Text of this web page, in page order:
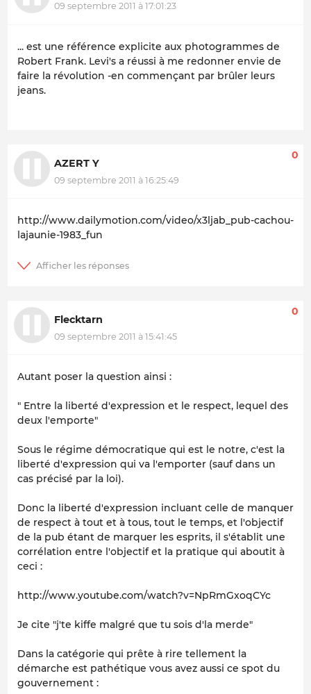
09 septembre 2011 à 17:01:23
... est une référence explicite aux photogrammes de
Robert Frank. Levi's a réussi à me redonner envie de
faire la révolution -en commençant par brûler leurs
jeans.
AZERT Y
09 septembre 2011 à 16:25:49
0
http://www.dailymotion.com/video/x3ljab_pub-cachou-
lajaunie-1983_fun
Flecktarn
09 septembre 2011 à 15:41:45
0
Autant poser la question ainsi :
" Entre la liberté d'expression et le respect, lequel des
deux l'emporte"
Sous le régime démocratique qui est le notre, c'est la
liberté d'expression qui va l'emporter (sauf dans un
cas précisé par la loi).
Donc la liberté d'expression incluant celle de manquer
de respect à tout et à tous, tout le temps, et l'objectif
de la pub étant de marquer les esprits, il s'établit une
corrélation entre l'objectif et la pratique qui aboutit à
ceci :
http://www.youtube.com/watch?v=NpRmGxoqCYc
Je cite "j'te kiffe malgré que tu sois d'la merde"
Dans la catégorie qui prête à rire tellement la
démarche est pathétique vous avez aussi ce spot du
gouvernement :